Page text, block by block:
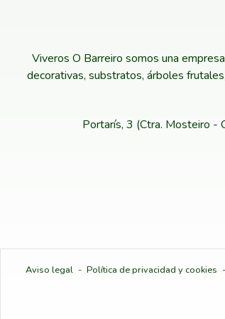
Viveros O Barreiro somos una
decorativas, substratos, árboles
Portarís, 3 (Ctra. Mosteiro -
Aviso legal - Política de privacidad y cookies -